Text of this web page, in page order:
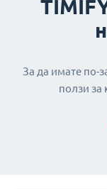
За да имате по-
ползи за